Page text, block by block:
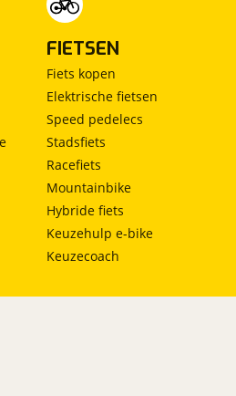
FIETSEN
Fiets kopen
Elektrische fietsen
Speed pedelecs
Stadsfiets
Racefiets
Mountainbike
Hybride fiets
Keuzehulp e-bike
Keuzecoach